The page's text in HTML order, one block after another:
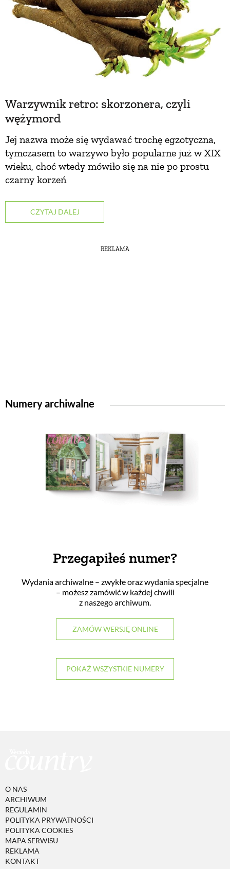
Warzywnik retro: skorzonera, czyli
wężymord
Jej nazwa może się wydawać trochę egzotyczna,
tymczasem to warzywo było popularne już w XIX
wieku, choć wtedy mówiło się na nie po prostu
czarny korzeń
CZYTAJ DALEJ
REKLAMA
Numery archiwalne
Przegapiłeś numer?
Wydania archiwalne – zwykłe oraz wydania specjalne
– możesz zamówić w każdej chwili
z naszego archiwum.
ZAMÓW WERSJĘ ONLINE
POKAŻ WSZYSTKIE NUMERY
O NAS
ARCHIWUM
REGULAMIN
POLITYKA PRYWATNOŚCI
POLITYKA COOKIES
MAPA SERWISU
REKLAMA
KONTAKT